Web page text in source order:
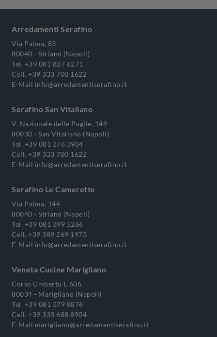
Arredamenti Serafino
Via Palma, 83
80040 - Striano (Napoli)
Tel. +39 081 827 6271
Cell. +39 333 700 1622
E-Mail info@arredamentiserafino.it
Serafino San Vitaliano
V. Nazionale delle Puglie, 149
80030 - San Vitaliano (Napoli)
Tel. +39 081 376 3904
Cell. +39 333 700 1622
E-Mail info@arredamentiserafino.it
Serafino Le Camerette
Via Palma, 144
80040 - Striano (Napoli)
Tel. +39 081 399 5266
Cell. +39 389 269 1973
E-Mail info@arredamentiserafino.it
Veneta Cucine Marigliano
Corso Umberto I, 606
80034 - Marigliano (Napoli)
Tel. +39 081 379 8876
Cell. +39 333 688 8904
E-Mail marigliano@arredamentiserafino.it